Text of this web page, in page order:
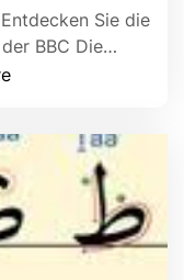
Sie die
BBC Die…